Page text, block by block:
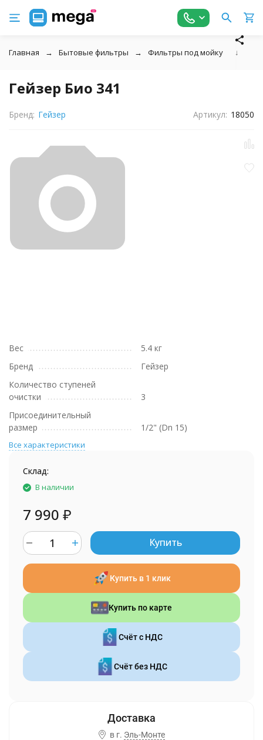
Главная Бытовые фильтры Фильтры под мойку ↓
Гейзер Био 341
Бренд: Гейзер Артикул: 18050
Вес
5.4 кг
Бренд
Гейзер
Количество ступеней
очистки
3
Присоединительный
размер
1/2" (Dn 15)
Все характеристики
Склад:
В наличии
7 990 ₽
Купить
Купить в 1 клик
Купить по карте
Счёт с НДС
Счёт без НДС
в г. Эль-Монте